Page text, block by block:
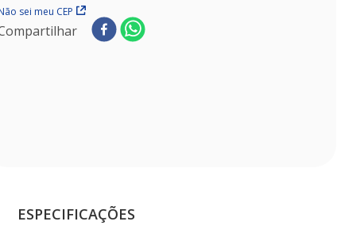
sei meu CEP
ESPECIFICAÇÕES